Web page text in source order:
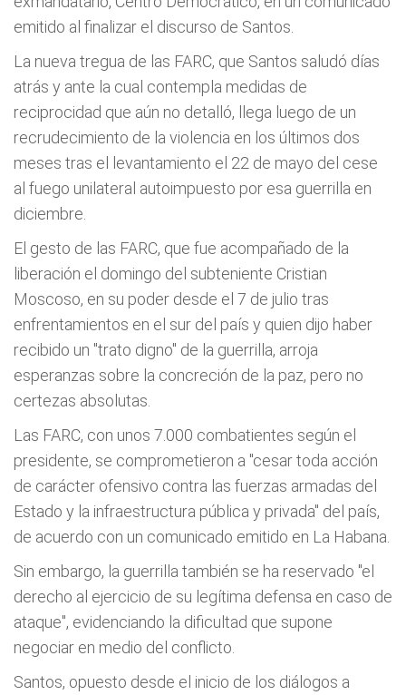
emitido al finalizar el discurso de Santos.
La nueva tregua de las FARC, que Santos saludó días
atrás y ante la cual contempla medidas de
reciprocidad que aún no detalló, llega luego de un
recrudecimiento de la violencia en los últimos dos
meses tras el levantamiento el 22 de mayo del cese
al fuego unilateral autoimpuesto por esa guerrilla en
diciembre.
El gesto de las FARC, que fue acompañado de la
liberación el domingo del subteniente Cristian
Moscoso, en su poder desde el 7 de julio tras
enfrentamientos en el sur del país y quien dijo haber
recibido un "trato digno" de la guerrilla, arroja
esperanzas sobre la concreción de la paz, pero no
certezas absolutas.
Las FARC, con unos 7.000 combatientes según el
presidente, se comprometieron a "cesar toda acción
de carácter ofensivo contra las fuerzas armadas del
Estado y la infraestructura pública y privada" del país,
de acuerdo con un comunicado emitido en La Habana.
Sin embargo, la guerrilla también se ha reservado "el
derecho al ejercicio de su legítima defensa en caso de
ataque", evidenciando la dificultad que supone
negociar en medio del conflicto.
Santos, opuesto desde el inicio de los diálogos a